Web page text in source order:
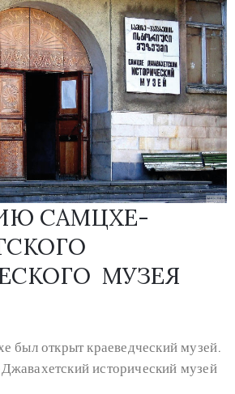
САМЦХЕ-
МУЗЕЯ
был открыт краеведческий музей.
исторический музей